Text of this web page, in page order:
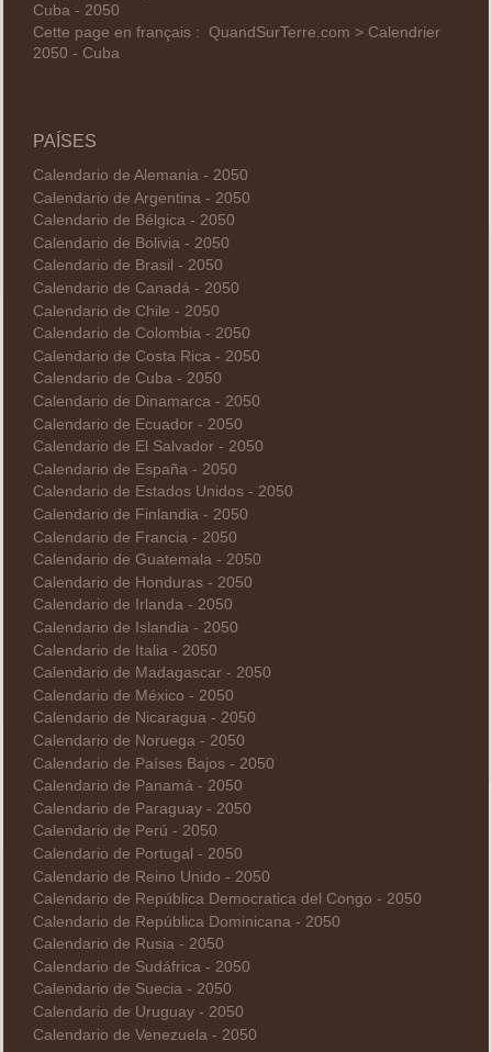
Cuba - 2050
Cette page en français : QuandSurTerre.com > Calendrier
2050 - Cuba
PAÍSES
Calendario de Alemania - 2050
Calendario de Argentina - 2050
Calendario de Bélgica - 2050
Calendario de Bolivia - 2050
Calendario de Brasil - 2050
Calendario de Canadá - 2050
Calendario de Chile - 2050
Calendario de Colombia - 2050
Calendario de Costa Rica - 2050
Calendario de Cuba - 2050
Calendario de Dinamarca - 2050
Calendario de Ecuador - 2050
Calendario de El Salvador - 2050
Calendario de España - 2050
Calendario de Estados Unidos - 2050
Calendario de Finlandia - 2050
Calendario de Francia - 2050
Calendario de Guatemala - 2050
Calendario de Honduras - 2050
Calendario de Irlanda - 2050
Calendario de Islandia - 2050
Calendario de Italia - 2050
Calendario de Madagascar - 2050
Calendario de México - 2050
Calendario de Nicaragua - 2050
Calendario de Noruega - 2050
Calendario de Países Bajos - 2050
Calendario de Panamá - 2050
Calendario de Paraguay - 2050
Calendario de Perú - 2050
Calendario de Portugal - 2050
Calendario de Reino Unido - 2050
Calendario de República Democratica del Congo - 2050
Calendario de República Dominicana - 2050
Calendario de Rusia - 2050
Calendario de Sudáfrica - 2050
Calendario de Suecia - 2050
Calendario de Uruguay - 2050
Calendario de Venezuela - 2050